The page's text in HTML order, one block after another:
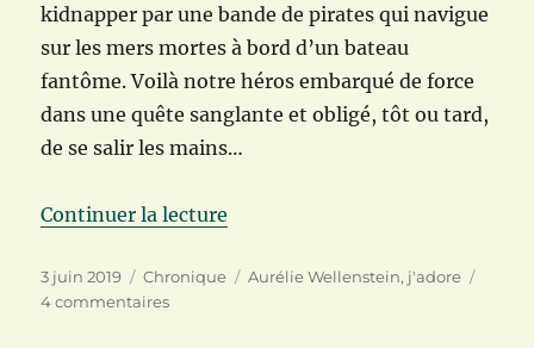
kidnapper par une bande de pirates qui navigue
sur les mers mortes à bord d’un bateau
fantôme. Voilà notre héros embarqué de force
dans une quête sanglante et obligé, tôt ou tard,
de se salir les mains…
Continuer la lecture
Publié
le
3 juin 2019 Catégories
Chronique Étiquettes
Aurélie Wellenstein, j'adore
4 commentairessur